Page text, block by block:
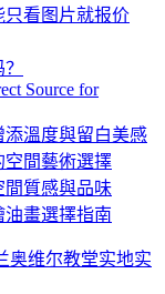
看图片就报价
Source for
溫度與留白美感
空間藝術選擇
間質感與品味
畫選擇指南
奥维尔教堂实地实